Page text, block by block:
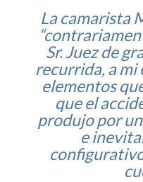
La camarista
Sr. Juez de
recurrida, a
elementos
que el
produjo por
e